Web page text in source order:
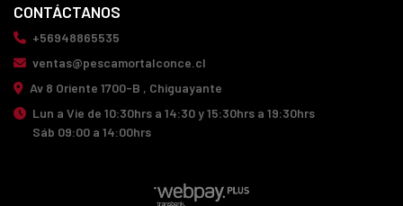
CONTÁCTANOS
+56948865535
ventas@pescamortalconce.cl
Av 8 Oriente 1700-B , Chiguayante
Lun a Vie de 10:30hrs a 14:30 y 15:30hrs a 19:30hrs
Sáb 09:00 a 14:00hrs